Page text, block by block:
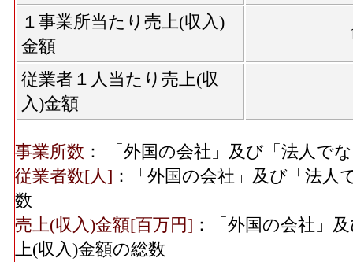
１事業所当たり売上(収入)
金額
従業者１人当たり売上(収
入)金額
事業所数 ： 「外国の会社」及び「法人で
従業者数[人] ：「外国の会社」及び「法
数
売上(収入)金額[百万円] ：「外国の会社」
上(収入)金額の総数